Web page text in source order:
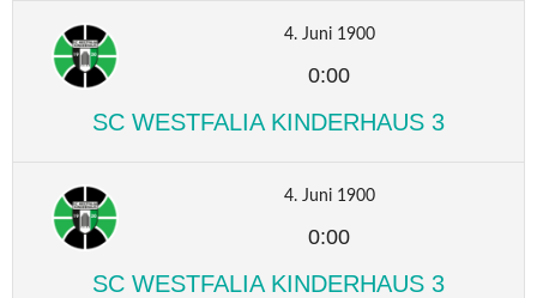
4. Juni 1900
0:00
SC WESTFALIA KINDERHAUS 3
4. Juni 1900
0:00
SC WESTFALIA KINDERHAUS 3